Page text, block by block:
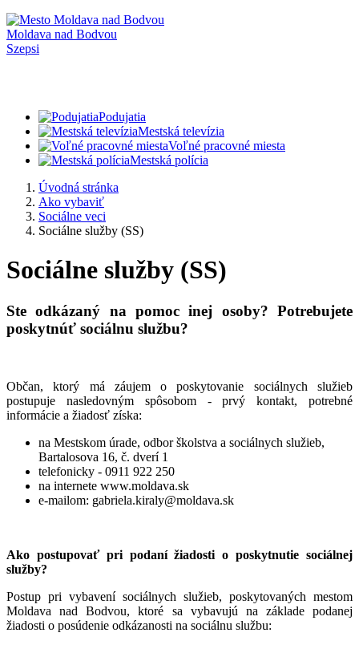
Moldava nad Bodvou
Szepsi
Podujatia
Mestská televízia
Voľné pracovné miesta
Mestská polícia
Úvodná stránka
Ako vybaviť
Sociálne veci
Sociálne služby (SS)
Sociálne služby (SS)
Ste odkázaný na pomoc inej osoby? Potrebujete
poskytnúť sociálnu službu?
Občan, ktorý má záujem o poskytovanie sociálnych služieb
postupuje nasledovným spôsobom - prvý kontakt, potrebné
informácie a žiadosť získa:
na Mestskom úrade, odbor školstva a sociálnych služieb,
Bartalosova 16, č. dverí 1
telefonicky - 0911 922 250
na internete www.moldava.sk
e-mailom: gabriela.kiraly@moldava.sk
Ako postupovať pri podaní žiadosti o poskytnutie sociálnej
služby?
Postup pri vybavení sociálnych služieb, poskytovaných mestom
Moldava nad Bodvou, ktoré sa vybavujú na základe podanej
žiadosti o posúdenie odkázanosti na sociálnu službu: